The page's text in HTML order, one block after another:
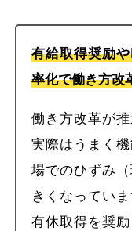
有給取得奨励
率化で働き方改
働き方改革が推
実際はうまく
場でのひずみ
きくなってい
有休取得を奨